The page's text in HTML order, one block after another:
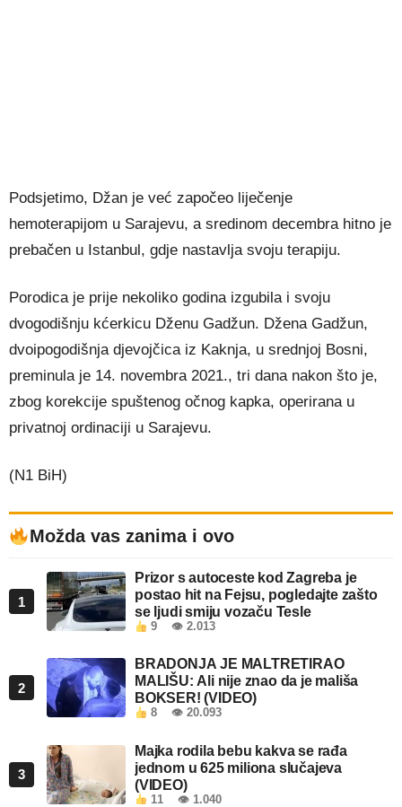
Podsjetimo, Džan je već započeo liječenje
hemoterapijom u Sarajevu, a sredinom decembra hitno je
prebačen u Istanbul, gdje nastavlja svoju terapiju.
Porodica je prije nekoliko godina izgubila i svoju
dvogodišnju kćerkicu Dženu Gadžun. Džena Gadžun,
dvoipogodišnja djevojčica iz Kaknja, u srednjoj Bosni,
preminula je 14. novembra 2021., tri dana nakon što je,
zbog korekcije spuštenog očnog kapka, operirana u
privatnoj ordinaciji u Sarajevu.
(N1 BiH)
Možda vas zanima i ovo
1
Prizor s autoceste kod Zagreba je
postao hit na Fejsu, pogledajte zašto
se ljudi smiju vozaču Tesle
9 👁 2.013
2
BRADONJA JE MALTRETIRAO
MALIŠU: Ali nije znao da je mališa
BOKSER! (VIDEO)
8 👁 20.093
3
Majka rodila bebu kakva se rađa
jednom u 625 miliona slučajeva
(VIDEO)
11 👁 1.040